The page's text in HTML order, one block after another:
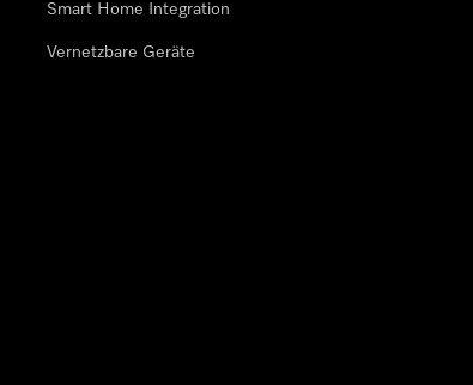
Smart Home Integration
Vernetzbare Geräte